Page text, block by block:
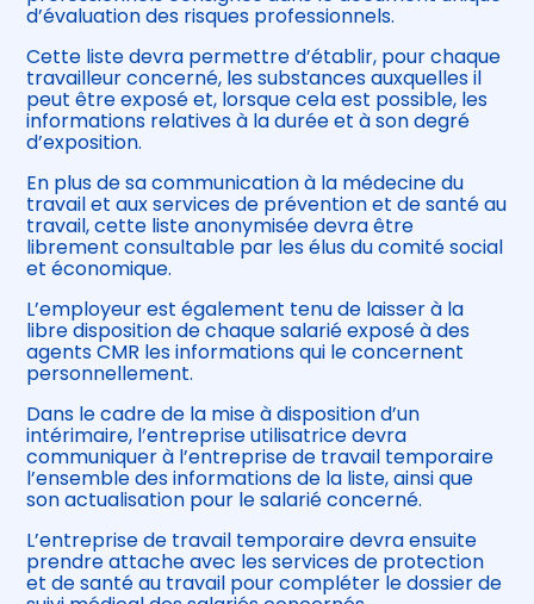
d’évaluation des risques professionnels.
Cette liste devra permettre d’établir, pour chaque
travailleur concerné, les substances auxquelles il
peut être exposé et, lorsque cela est possible, les
informations relatives à la durée et à son degré
d’exposition.
En plus de sa communication à la médecine du
travail et aux services de prévention et de santé au
travail, cette liste anonymisée devra être
librement consultable par les élus du comité social
et économique.
L’employeur est également tenu de laisser à la
libre disposition de chaque salarié exposé à des
agents CMR les informations qui le concernent
personnellement.
Dans le cadre de la mise à disposition d’un
intérimaire, l’entreprise utilisatrice devra
communiquer à l’entreprise de travail temporaire
l’ensemble des informations de la liste, ainsi que
son actualisation pour le salarié concerné.
L’entreprise de travail temporaire devra ensuite
prendre attache avec les services de protection
et de santé au travail pour compléter le dossier de